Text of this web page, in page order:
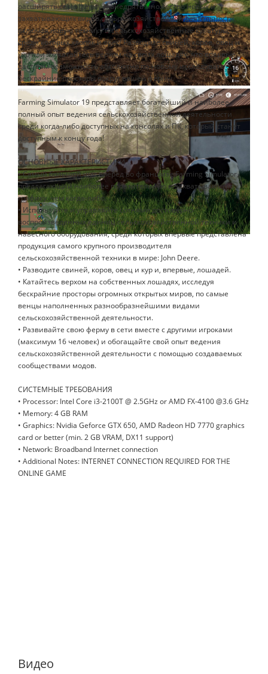
расширять свою ферму и внедрять множество новых и
захватывающих видов сельскохозяйственной деятельности,
включая новую технику и сельскохозяйственные культуры,
среди которых хлопок и овес! Разводите свиней, коров, овец и
кур или же катайтесь верхом на своих лошадях, что впервые
даст вам возможность абсолютно по-новому исследовать
бескрайние просторы вокруг вашей фермы.
Farming Simulator 19 представляет богатейший и наиболее
полный опыт ведения сельскохозяйственной деятельности
среди когда-либо доступных на консолях и ПК, который станет
доступным к концу года!
ОСНОВНЫЕ ХАРАКТЕРИСТИКИ
• Самый большой шаг вперед во франшизе Farming Simulator,
предлагающий наиболее поразительную и захватывающую
графику, чем когда-либо.
• Используйте и управляйте сотнями достоверно
воспроизведенных единиц сельскохозяйственной техники и
навесного оборудования, среди которых впервые представлена
продукция самого крупного производителя
сельскохозяйственной техники в мире: John Deere.
• Разводите свиней, коров, овец и кур и, впервые, лошадей.
• Катайтесь верхом на собственных лошадях, исследуя
бескрайние просторы огромных открытых миров, по самые
венцы наполненных разнообразнейшими видами
сельскохозяйственной деятельности.
• Развивайте свою ферму в сети вместе с другими игроками
(максимум 16 человек) и обогащайте свой опыт ведения
сельскохозяйственной деятельности с помощью создаваемых
сообществами модов.
СИСТЕМНЫЕ ТРЕБОВАНИЯ
• Processor: Intel Core i3-2100T @ 2.5GHz or AMD FX-4100 @3.6 GHz
• Memory: 4 GB RAM
• Graphics: Nvidia Geforce GTX 650, AMD Radeon HD 7770 graphics
card or better (min. 2 GB VRAM, DX11 support)
• Network: Broadband Internet connection
• Additional Notes: INTERNET CONNECTION REQUIRED FOR THE
ONLINE GAME
Видео